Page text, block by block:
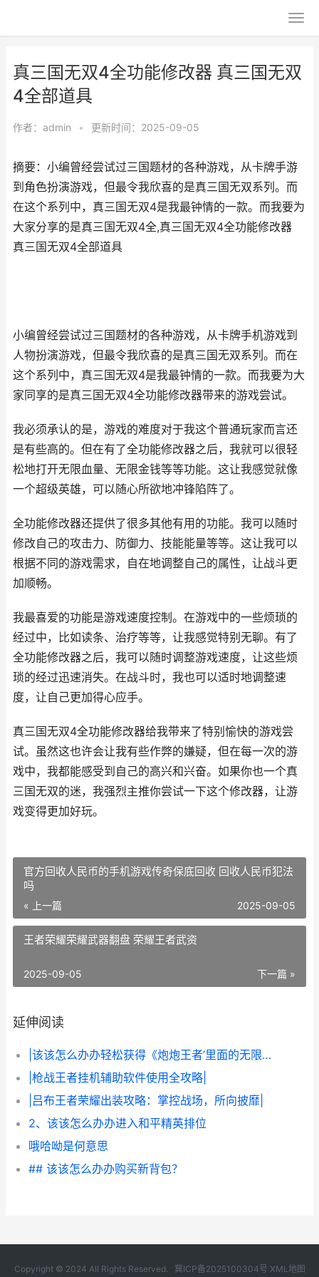
真三国无双4全功能修改器 真三国无双
4全部道具
作者： admin • 更新时间：2025-09-05
摘要：小编曾经尝试过三国题材的各种游戏，从卡牌手游
到角色扮演游戏，但最令我欣喜的是真三国无双系列。而
在这个系列中，真三国无双4是我最钟情的一款。而我要为
大家分享的是真三国无双4全,真三国无双4全功能修改器
真三国无双4全部道具
小编曾经尝试过三国题材的各种游戏，从卡牌手机游戏到
人物扮演游戏，但最令我欣喜的是真三国无双系列。而在
这个系列中，真三国无双4是我最钟情的一款。而我要为大
家同享的是真三国无双4全功能修改器带来的游戏尝试。
我必须承认的是，游戏的难度对于我这个普通玩家而言还
是有些高的。但在有了全功能修改器之后，我就可以很轻
松地打开无限血量、无限金钱等等功能。这让我感觉就像
一个超级英雄，可以随心所欲地冲锋陷阵了。
全功能修改器还提供了很多其他有用的功能。我可以随时
修改自己的攻击力、防御力、技能能量等等。这让我可以
根据不同的游戏需求，自在地调整自己的属性，让战斗更
加顺畅。
我最喜爱的功能是游戏速度控制。在游戏中的一些烦琐的
经过中，比如读条、治疗等等，让我感觉特别无聊。有了
全功能修改器之后，我可以随时调整游戏速度，让这些烦
琐的经过迅速消失。在战斗时，我也可以适时地调整速
度，让自己更加得心应手。
真三国无双4全功能修改器给我带来了特别愉快的游戏尝
试。虽然这也许会让我有些作弊的嫌疑，但在每一次的游
戏中，我都能感受到自己的高兴和兴奋。如果你也一个真
三国无双的迷，我强烈主推你尝试一下这个修改器，让游
戏变得更加好玩。
官方回收人民币的手机游戏传奇保底回收 回收人民币犯法
吗
« 上一篇 2025-09-05
王者荣耀荣耀武器翻盘 荣耀王者武资
下一篇 »
2025-09-05
延伸阅读
|该该怎么办办轻松获得《炮炮王者’里面的无限金币和星星|
|枪战王者挂机辅助软件使用全攻略|
|吕布王者荣耀出装攻略：掌控战场，所向披靡|
2、该该怎么办办进入和平精英排位
哦哈呦是何意思
## 该该怎么办办购买新背包？
Copyright © 2024 All Rights Reserved. 冀ICP备2025100304号 XML地图